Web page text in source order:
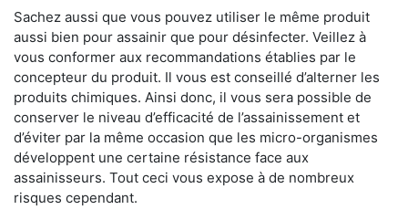
Sachez aussi que vous pouvez utiliser le même produit
aussi bien pour assainir que pour désinfecter. Veillez à
vous conformer aux recommandations établies par le
concepteur du produit. Il vous est conseillé d’alterner les
produits chimiques. Ainsi donc, il vous sera possible de
conserver le niveau d’efficacité de l’assainissement et
d’éviter par la même occasion que les micro-organismes
développent une certaine résistance face aux
assainisseurs. Tout ceci vous expose à de nombreux
risques cependant.